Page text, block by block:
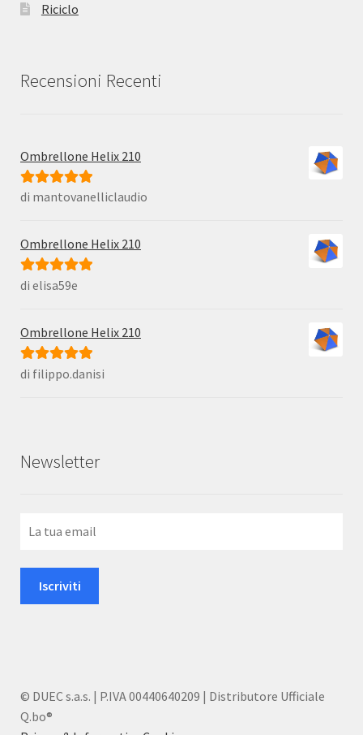
Riciclo
Recensioni Recenti
Ombrellone Helix 210
Valutato5su
di mantovanelliclaudio
Ombrellone Helix 210
Valutato5su
di elisa59e
Ombrellone Helix 210
Valutato5 su
di filippo.danisi
Newsletter
© DUEC s.a.s. | P.IVA 00440640209 | Distributore Ufficiale
Q.bo®